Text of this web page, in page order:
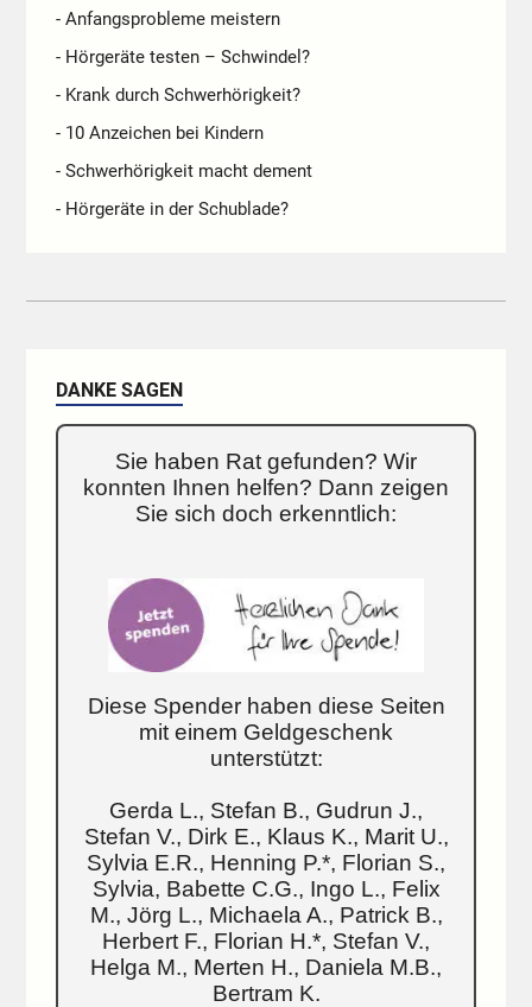
- Anfangsprobleme meistern
- Hörgeräte testen – Schwindel?
- Krank durch Schwerhörigkeit?
- 10 Anzeichen bei Kindern
- Schwerhörigkeit macht dement
- Hörgeräte in der Schublade?
DANKE SAGEN
Sie haben Rat gefunden? Wir
konnten Ihnen helfen? Dann zeigen
Sie sich doch erkenntlich:
Diese Spender haben diese Seiten
mit einem Geldgeschenk
unterstützt:
Gerda L., Stefan B., Gudrun J.,
Stefan V., Dirk E., Klaus K., Marit U.,
Sylvia E.R., Henning P.*, Florian S.,
Sylvia, Babette C.G., Ingo L., Felix
M., Jörg L., Michaela A., Patrick B.,
Herbert F., Florian H.*, Stefan V.,
Helga M., Merten H., Daniela M.B.,
Bertram K.